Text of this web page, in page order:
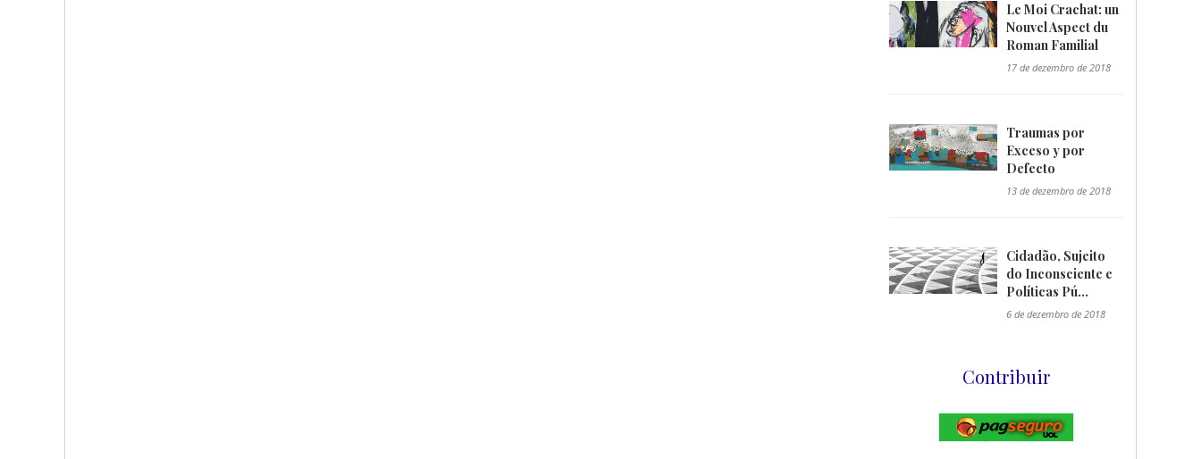
"/>
Le Moi Crachat: un
Nouvel Aspect du
Roman Familial
17 de dezembro de 2018
"/>
Traumas por
Exceso y por
Defecto
13 de dezembro de 2018
"/>
Cidadão, Sujeito
do Inconsciente e
Políticas Pú...
6 de dezembro de 2018
Contribuir